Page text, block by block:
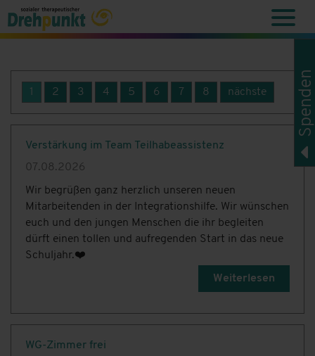
1 2 3 4 5 6 7 8 nächste
Verstärkung im Team Teilhabeassistenz
07.08.2026
Wir begrüßen ganz herzlich unseren neuen
Mitarbeitenden in der Integrationshilfe. Wir wünschen
euch und den jungen Menschen die ihr begleiten
dürft einen tollen und aufregenden Start in das neue
Schuljahr.❤️
Weiterlesen
WG-Zimmer frei
Spenden